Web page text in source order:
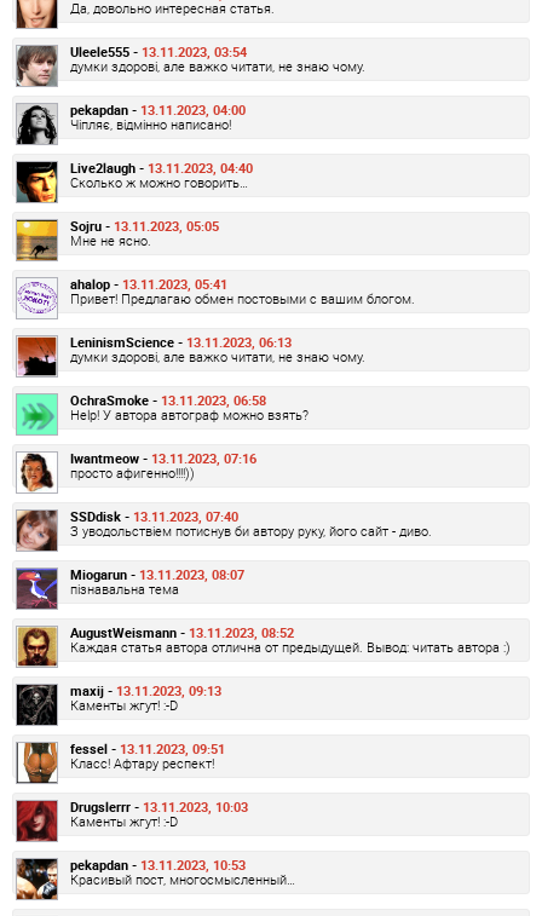
Да, довольно интересная статья.
Uleele555 - 13.11.2023, 03:54
думки здорові, але важко читати, не знаю чому.
pekapdan - 13.11.2023, 04:00
Чіпляє, відмінно написано!
Live2laugh - 13.11.2023, 04:40
Сколько ж можно говорить…
Sojru - 13.11.2023, 05:05
Мне не ясно.
ahalop - 13.11.2023, 05:41
Привет! Предлагаю обмен постовыми с вашим блогом.
LeninismScience - 13.11.2023, 06:13
думки здорові, але важко читати, не знаю чому.
OchraSmoke - 13.11.2023, 06:58
Help! У автора автограф можно взять?
Iwantmeow - 13.11.2023, 07:16
просто афигенно!!!!))
SSDdisk - 13.11.2023, 07:40
З уводольствіем потиснув би автору руку, його сайт - диво.
Miogarun - 13.11.2023, 08:07
пізнавальна тема
AugustWeismann - 13.11.2023, 08:52
Каждая статья автора отлична от предыдущей. Вывод: читать автора :)
maxij - 13.11.2023, 09:13
Каменты жгут! :-D
fessel - 13.11.2023, 09:51
Класс! Афтару респект!
Drugslerrr - 13.11.2023, 10:03
Каменты жгут! :-D
pekapdan - 13.11.2023, 10:53
Красивый пост, многосмысленный…